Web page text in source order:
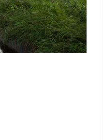
plattegrond van